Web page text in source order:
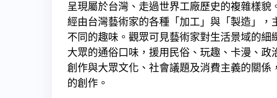
呈現屬於台灣、走過世界工廠歷史的複雜樣貌
經由台灣藝術家的各種「加工」與「製造」，
不同的趣味。觀眾可見藝術家對生活景域的細
大眾的通俗口味，援用民俗、玩趣、卡漫、政
創作與大眾文化、社會議題及消費主義的關係
的創作。